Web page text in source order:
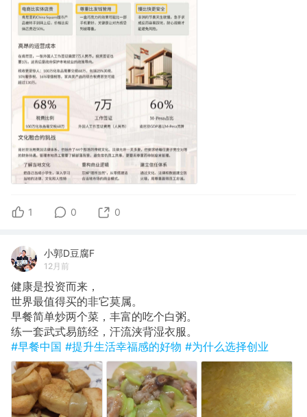
1 0 0
小郭D豆腐F
12月前
健康是投资而来，
世界最值得买的非它莫属。
早餐简单炒两个菜，丰富的吃个白粥。
​练一套武式易筋经，汗流浃背湿衣服。
#早餐中国 #提升生活幸福感的好物 #为什么选择创业